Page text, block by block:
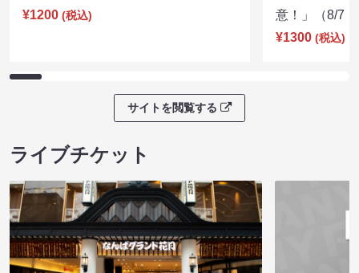
¥1200 (税込)
意！」（8/7
¥1300 (税込)
サイトを閲覧する
ライブチケット